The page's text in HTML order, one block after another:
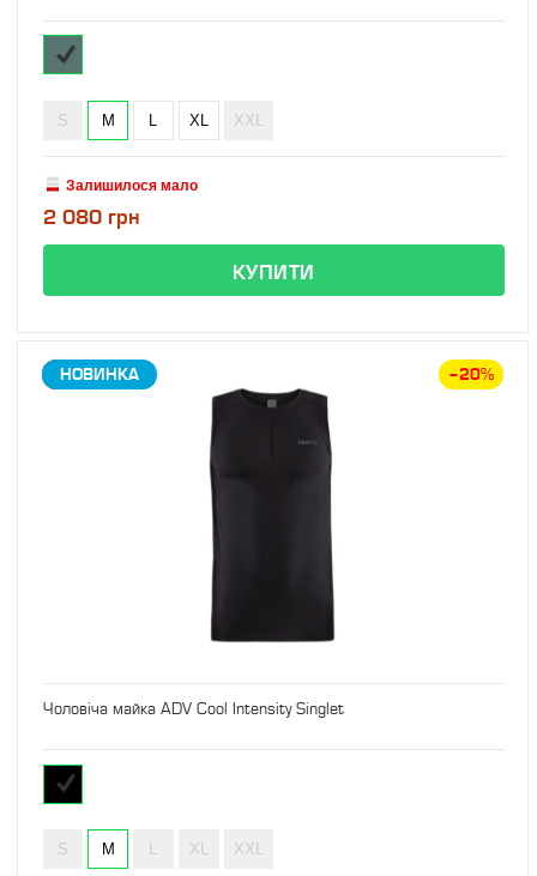
S M XL XXL
Залишилося мало
2 080 грн
ЗНИЖКА –20%
НОВИНКА
Чоловіча майка ADV Cool Intensity Singlet
S M L XL XXL